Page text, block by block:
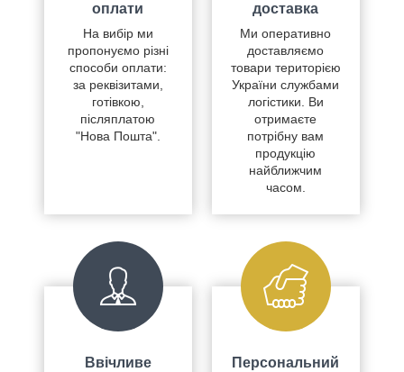
оплати
На вибір ми
пропонуємо різні
способи оплати:
за реквізитами,
готівкою,
післяплатою
"Нова Пошта".
доставка
Ми оперативно
доставляємо
товари територією
України службами
логістики. Ви
отримаєте
потрібну вам
продукцію
найближчим
часом.
Ввічливе
Персональний